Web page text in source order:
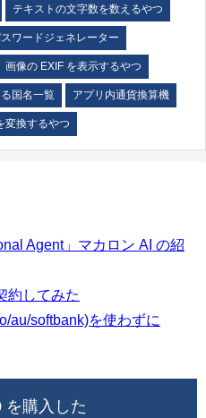
テキストの文字数を数えるやつ
ワードジェネレーター
画像の EXIF を表示するやつ
国名一覧 アプリ内通貨換算機
変換するやつ
Agent」マカロン AI の紹
約してみた
au/softbank)を使わずに
を購入した